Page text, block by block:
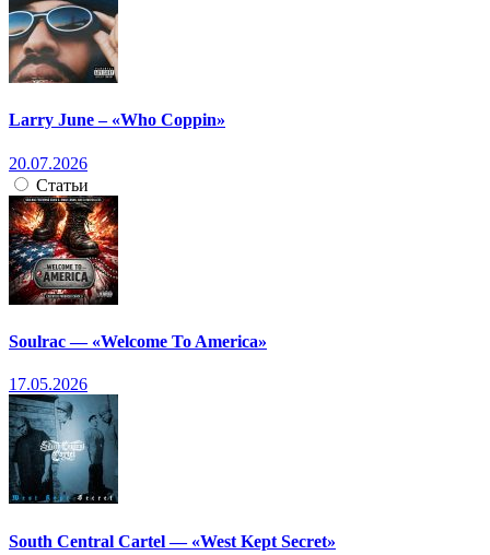
Larry June – «Who Coppin»
20.07.2026
Статьи
Soulrac — «Welcome To America»
17.05.2026
South Central Cartel — «West Kept Secret»